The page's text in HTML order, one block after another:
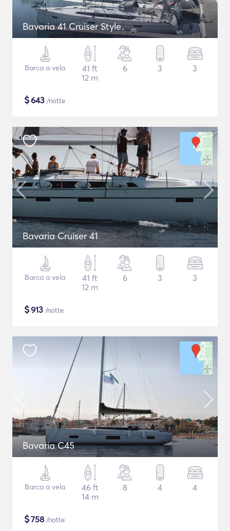
Bavaria 41 Cruiser Style
Barca a vela
41 ft
12 m
6 3 3
$643 /notte
Bavaria Cruiser 41
Barca a vela
41 ft
12 m
6 3 3
$913 /notte
Bavaria C45
Barca a vela
46 ft
14 m
8 4 4
$758 /notte